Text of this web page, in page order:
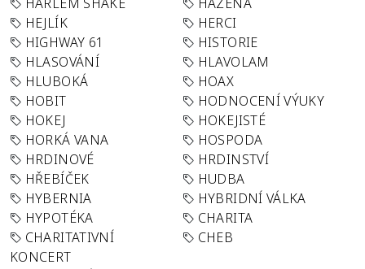
HEJLÍK
HERCI
HIGHWAY 61
HISTORIE
HLASOVÁNÍ
HLAVOLAM
HLUBOKÁ
HOAX
HOBIT
HODNOCENÍ VÝUKY
HOKEJ
HOKEJISTÉ
HORKÁ VANA
HOSPODA
HRDINOVÉ
HRDINSTVÍ
HŘEBÍČEK
HUDBA
HYBERNIA
HYBRIDNÍ VÁLKA
HYPOTÉKA
CHARITA
CHARITATIVNÍ
KONCERT
CHEB